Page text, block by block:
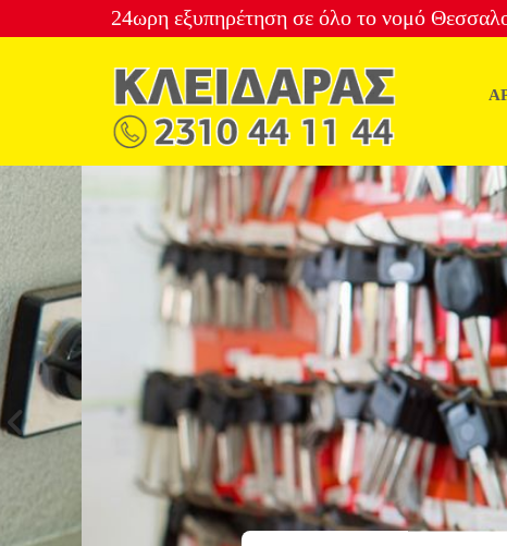
24ωρη εξυπηρέτηση σε όλο το νομό